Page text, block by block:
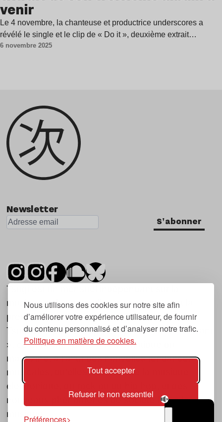
Nous utilisons des cookies sur notre site afin
d’améliorer votre expérience utilisateur, de fournir
du contenu personnalisé et d’analyser notre trafic.
Politique en matière de cookies.
Tout accepter
Refuser le non essentiel
Préférences
venir
Le 4 novembre, la chanteuse et productrice underscores a
révélé le single et le clip de « Do it », deuxième extrait…
6 novembre 2025
Newsletter
S'abonner
Tsugi est un mensuel indépendant sur la
musique et les nouvelles tendances, dont la
première parution date de 2007.
Tsugi en japonais signifie « prochain », « suivant
», ce qui correspond à la thématique du
magazine, à l’affût des nouvelles tendances
musicales, qu’elles viennent de la musique
électronique, du rock ou du hip hop, et des
nouveaux phénomènes de société liés à la
musique.